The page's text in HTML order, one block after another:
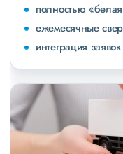
полностью
ежемесячные
интеграция